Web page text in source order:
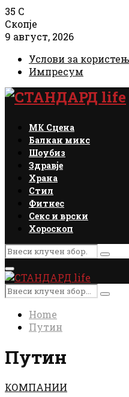
35 C
Скопје
9 август, 2026
Услови за
Импресум
Facebook
Instagram
Email
Rss
МК Сцена
Балкан микс
Шоубиз
Здравје
Храна
Стил
Фитнес
Секс и врски
Хороскоп
Search
for:
Primary
Menu
Search
for:
Search
Home
Путин
Путин
КОМПАНИИ